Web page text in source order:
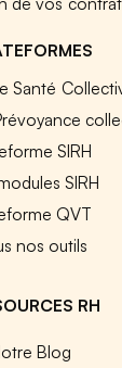
Santé
SIRH
SIRH
QVT
nos outils
RH
Blog